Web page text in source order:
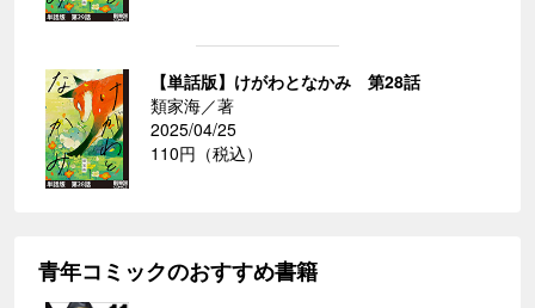
【単話版】けがわとなかみ 第28話
類家海／著
2025/04/25
110円（税込）
青年コミックのおすすめ書籍